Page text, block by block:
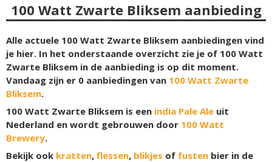
100 Watt Zwarte Bliksem aanbieding
Alle actuele 100 Watt Zwarte Bliksem aanbiedingen vind
je hier. In het onderstaande overzicht zie je of 100 Watt
Zwarte Bliksem in de aanbieding is op dit moment.
Vandaag zijn er 0 aanbiedingen van 100 Watt Zwarte
Bliksem.
100 Watt Zwarte Bliksem is een india Pale Ale uit
Nederland en wordt gebrouwen door 100 Watt
Brewery.
Bekijk ook kratten, flessen, blikjes of fusten bier in de